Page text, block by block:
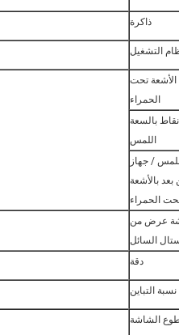
ذاكرة
التشغيل
تحت
الحمراء
بالسعة
اللمس
/ جهاز
بالأشعة
الحمراء
عرض من
السائل
دقة
نسبة التباين
الشاشة